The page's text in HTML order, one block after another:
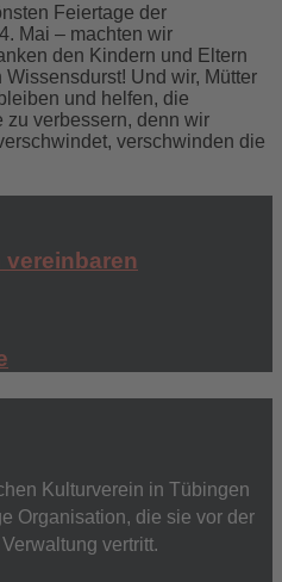
Feiertage der
Mai – machten wir
den Kindern und Eltern
Und wir, Mütter
und helfen, die
zu verbessern, denn wir
verschwinden die
Kulturverein in Tübingen
Organisation, die sie vor der
vertritt.